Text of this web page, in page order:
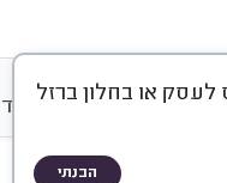
או בחלון ברזל
הבנתי
ממוצע